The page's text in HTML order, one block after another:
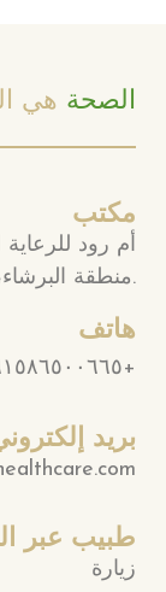
الصحة هي
مكتب
منطقة البرشاء، دبي، الإمارات العربية المتحدة.
هاتف
٩٦١٥٨٦٥٠٠٦٦٥+
بريد
طبيب عبر
زيارة